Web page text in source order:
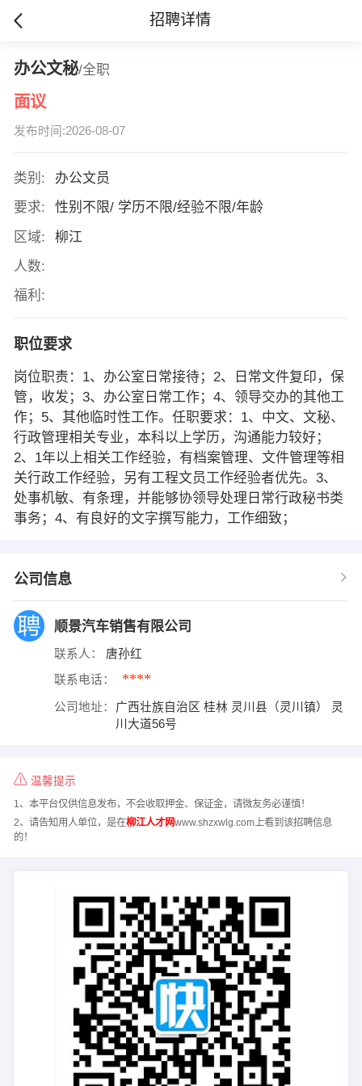
招聘详情
办公文秘/全职
面议
发布时间:2026-08-07
类别:
办公文员
要求:
性别不限/ 学历不限/经验不限/年龄
区域:
柳江
人数:
福利:
职位要求
岗位职责：1、办公室日常接待；2、日常文件复印，保
管，收发；3、办公室日常工作；4、领导交办的其他工
作；5、其他临时性工作。任职要求：1、中文、文秘、
行政管理相关专业，本科以上学历，沟通能力较好；
2、1年以上相关工作经验，有档案管理、文件管理等相
关行政工作经验，另有工程文员工作经验者优先。3、
处事机敏、有条理，并能够协领导处理日常行政秘书类
事务；4、有良好的文字撰写能力，工作细致；
公司信息
顺景汽车销售有限公司
联系人： 唐孙红
联系电话： ****
公司地址：
广西壮族自治区 桂林 灵川县（灵川镇） 灵
川大道56号
温馨提示
1、本平台仅供信息发布，不会收取押金、保证金，请微友务必谨慎！
2、请告知用人单位，是在柳江人才网www.shzxwlg.com上看到该招聘信息
的！